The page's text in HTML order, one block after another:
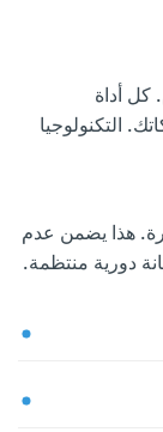
أداة
التكنولوجيا
هذا يضمن عدم
دورية منتظمة.